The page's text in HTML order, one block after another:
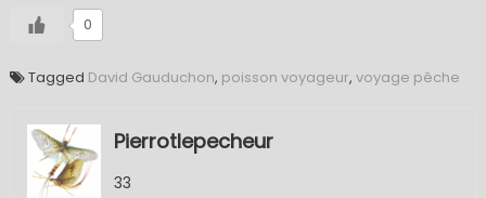
0
Tagged David Gauduchon, poisson voyageur, voyage pêche
Pierrotlepecheur
33